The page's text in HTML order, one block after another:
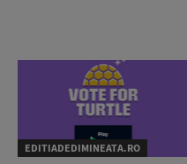
EDITIADEDIMINEATA.RO